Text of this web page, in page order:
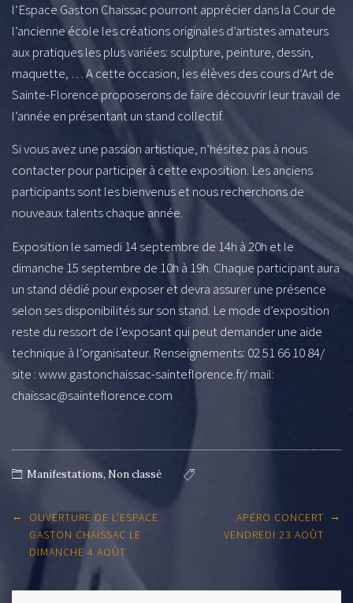
l’Espace Gaston Chaissac pourront apprécier dans la Cour de
l’ancienne école les créations originales d’artistes amateurs
aux pratiques les plus variées: sculpture, peinture, dessin,
maquette, … A cette occasion, les élèves des cours d’Art de
Sainte-Florence proposerons de faire découvrir leur travail de
l’année en présentant un stand collectif.
Si vous avez une passion artistique, n’hésitez pas à nous
contacter pour participer à cette exposition. Les anciens
participants sont les bienvenus et nous recherchons de
nouveaux talents chaque année.
Exposition le samedi 14 septembre de 14h à 20h et le
dimanche 15 septembre de 10h à 19h. Chaque participant aura
un stand dédié pour exposer et devra assurer une présence
selon ses disponibilités sur son stand. Le mode d’exposition
reste du ressort de l’exposant qui peut demander une aide
technique à l’organisateur. Renseignements: 02 51 66 10 84/
site : www.gastonchaissac-sainteflorence.fr/ mail:
chaissac@sainteflorence.com
Manifestations, Non classé
Post
navigation
←
OUVERTURE DE L’ESPACE
GASTON CHAISSAC LE
DIMANCHE 4 AOÛT
APÉRO CONCERT
VENDREDI 23 AOÛT
→